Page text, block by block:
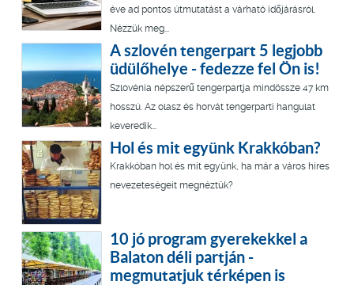
éve ad pontos útmutatást a várható időjárásról.
Nézzük meg...
A szlovén tengerpart 5 legjobb
üdülőhelye - fedezze fel Ön is!
Szlovénia népszerű tengerpartja mindössze 47 km
hosszú. Az olasz és horvát tengerparti hangulat
keveredik...
Hol és mit együnk Krakkóban?
Krakkóban hol és mit együnk, ha már a város híres
nevezeteségeit megnéztük?
10 jó program gyerekekkel a
Balaton déli partján -
megmutatjuk térképen is